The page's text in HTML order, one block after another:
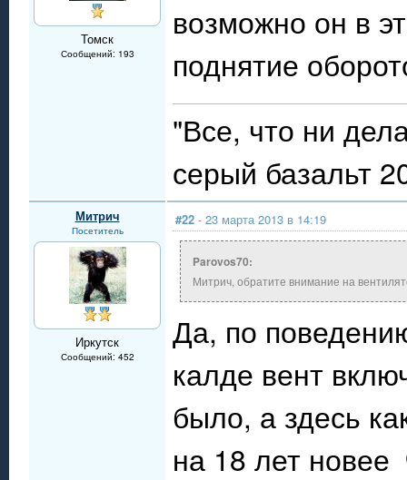
Томск
Сообщений: 193
возможно он в
поднятие
"Все, что ни
серый базальт
Митрич
Посетитель
Иркутск
Сообщений: 452
#22 - 23 марта 2013 в 14:19
Parovos70:
Митрич, обратите внимание на
Да, по
калде вент
было, а здесь
на 18 лет новее